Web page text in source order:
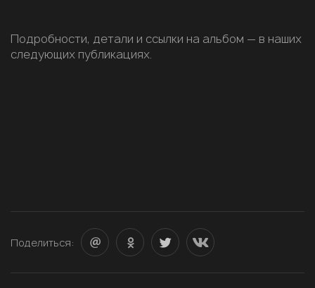
Подробности, детали и ссылки на альбом — в наших
следующих публикациях.
Поделиться: